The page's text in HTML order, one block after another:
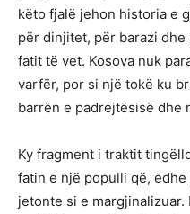
këto fjalë jehon historia e
për dinjitet, për barazi
fatit të vet. Kosova nuk
varfër, por si një tokë ku
barrën e padrejtësisë dhe
Ky fragment i traktit
fatin e një populli që,
jetonte si e